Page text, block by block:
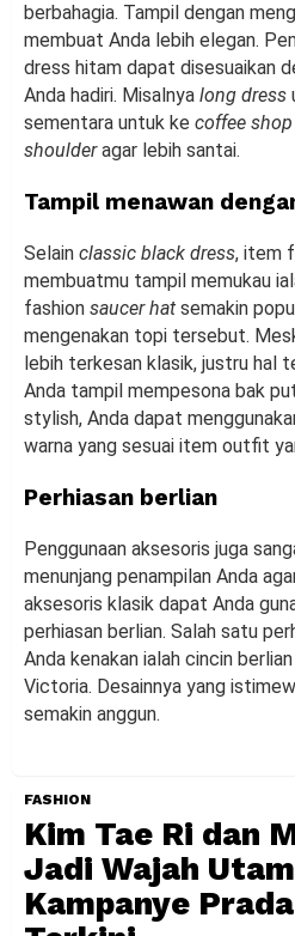
berbahagia. Tampil dengan
membuat Anda lebih elegan.
dress hitam dapat disesuaikan
Anda hadiri. Misalnya long dress
sementara untuk ke coffee shop
shoulderagar lebih santai.
Tampil menawan
Selain classic black dress, item
membuatmu tampil memukau
fashion saucer hat semakin
mengenakan topi tersebut.
lebih terkesan klasik, justru hal
Anda tampil mempesona bak
stylish, Anda dapat
warna yang sesuai item outfit
Perhiasan berlian
Penggunaan aksesoris juga
menunjang penampilan Anda
aksesoris klasik dapat Anda
perhiasan berlian. Salah satu
Anda kenakan ialah cincin
Victoria. Desainnya yang
semakin anggun.
FASHION
Kim Tae Ri dan
Jadi Wajah
Kampanye